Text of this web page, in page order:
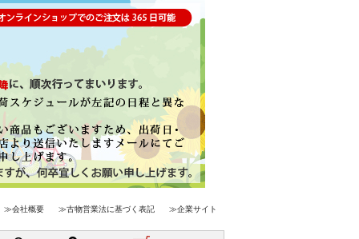
≫会社概要 ≫古物営業法に基づく表記 ≫企業サイト